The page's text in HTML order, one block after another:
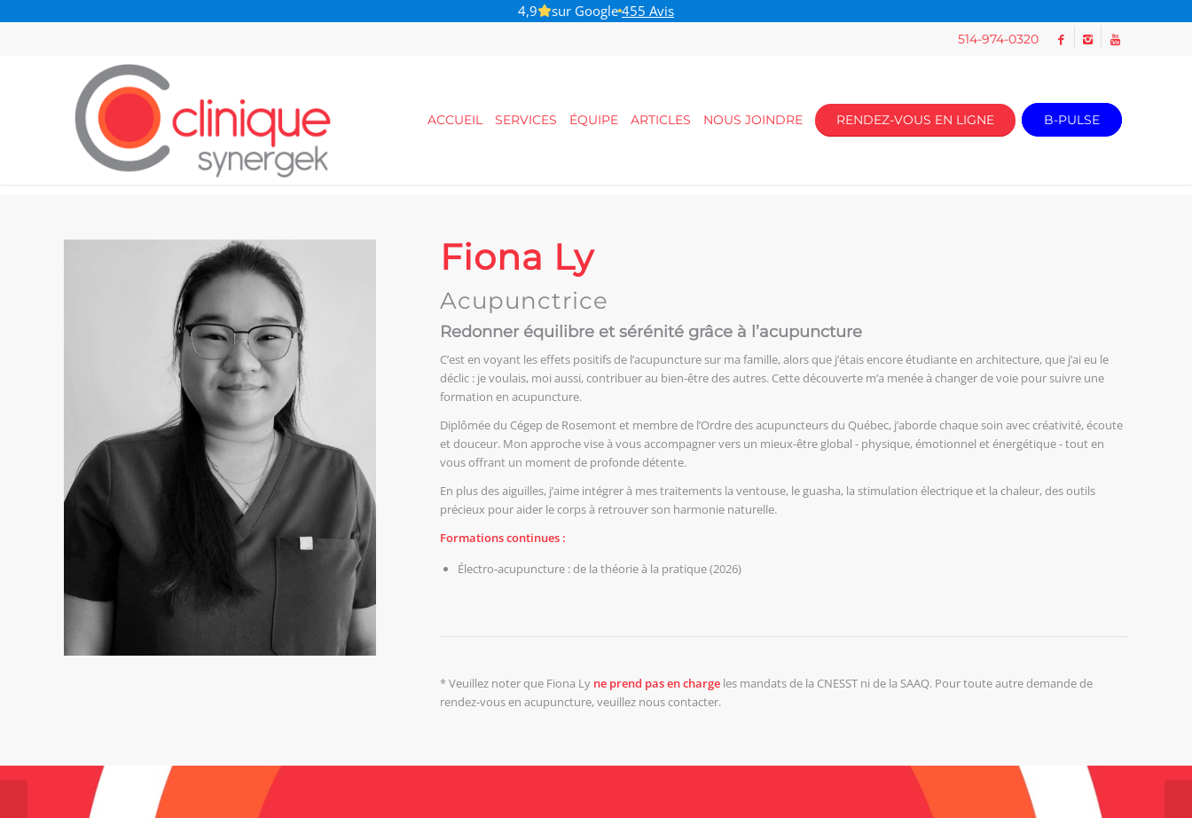
4,9 sur Google 455 Avis
B-Pulse - Pour votre santé pelvienne
514-974-0320
ACCUEIL SERVICES ÉQUIPE ARTICLES NOUS JOINDRE RENDEZ-VOUS EN LIGNE B-PULSE
Fiona Ly
Acupunctrice
Redonner équilibre et sérénité grâce à l’acupuncture
C’est en voyant les effets positifs de l’acupuncture sur ma famille, alors que j’étais encore étudiante en architecture, que j’ai eu le
déclic : je voulais, moi aussi, contribuer au bien-être des autres. Cette découverte m’a menée à changer de voie pour suivre une
formation en acupuncture.
Diplômée du Cégep de Rosemont et membre de l’Ordre des acupuncteurs du Québec, j’aborde chaque soin avec créativité, écoute
et douceur. Mon approche vise à vous accompagner vers un mieux-être global - physique, émotionnel et énergétique - tout en
vous offrant un moment de profonde détente.
En plus des aiguilles, j’aime intégrer à mes traitements la ventouse, le guasha, la stimulation électrique et la chaleur, des outils
précieux pour aider le corps à retrouver son harmonie naturelle.
Formations continues :
Électro-acupuncture : de la théorie à la pratique (2026)
* Veuillez noter que Fiona Ly ne prend pas en charge les mandats de la CNESST ni de la SAAQ. Pour toute autre demande de
rendez-vous en acupuncture, veuillez nous contacter.